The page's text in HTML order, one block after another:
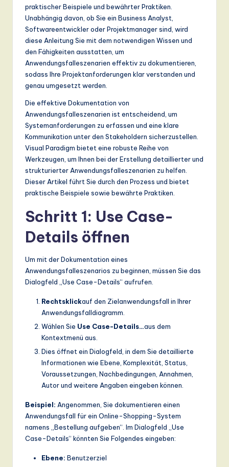
d
in
A
S
o
ft
w
d
D
praktischer Beispiele und bewährter Praktiken.
Unabhängig davon, ob Sie ein Business Analyst,
Softwareentwickler oder Projektmanager sind, wird
diese Anleitung Sie mit dem notwendigen Wissen und
den Fähigkeiten ausstatten, um
Anwendungsfalleszenarien effektiv zu dokumentieren,
sodass Ihre Projektanforderungen klar verstanden und
genau umgesetzt werden.
Die effektive Dokumentation von
Anwendungsfalleszenarien ist entscheidend, um
Systemanforderungen zu erfassen und eine klare
Kommunikation unter den Stakeholdern sicherzustellen.
Visual Paradigm bietet eine robuste Reihe von
Werkzeugen, um Ihnen bei der Erstellung detaillierter und
strukturierter Anwendungsfalleszenarien zu helfen.
Dieser Artikel führt Sie durch den Prozess und bietet
praktische Beispiele sowie bewährte Praktiken.
Schritt 1: Use Case-
Details öffnen
Um mit der Dokumentation eines
Anwendungsfalleszenarios zu beginnen, müssen Sie das
Dialogfeld „Use Case-Details“ aufrufen.
Rechtsklickauf den Zielanwendungsfall in Ihrer
Anwendungsfalldiagramm.
Wählen Sie Use Case-Details…aus dem
Kontextmenü aus.
Dies öffnet ein Dialogfeld, in dem Sie detaillierte
Informationen wie Ebene, Komplexität, Status,
Voraussetzungen, Nachbedingungen, Annahmen,
Autor und weitere Angaben eingeben können.
Beispiel: Angenommen, Sie dokumentieren einen
Anwendungsfall für ein Online-Shopping-System
namens „Bestellung aufgeben“. Im Dialogfeld „Use
Case-Details“ könnten Sie Folgendes eingeben:
Ebene: Benutzerziel